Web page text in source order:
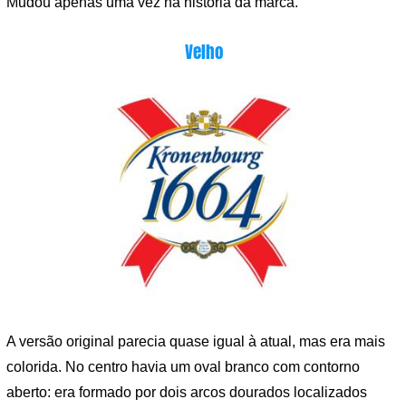
Velho
A versão original parecia quase igual à atual, mas era mais
colorida. No centro havia um oval branco com contorno
aberto: era formado por dois arcos dourados localizados